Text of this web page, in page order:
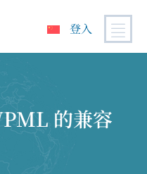
登入
的兼容